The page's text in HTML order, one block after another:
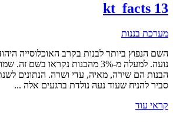
kt_facts 13
מערכת בננות
נועה. למעלה מ-3% מהבנות נקראו
סביר להניח שעוד נעה נולדת ברגעים אלה ...
קראי עוד